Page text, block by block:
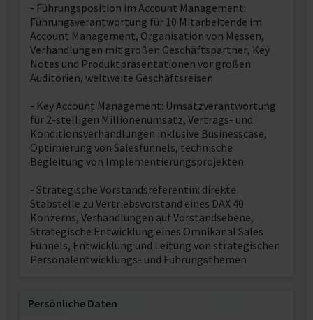
- Führungsposition im Account Management:
Führungsverantwortung für 10 Mitarbeitende im
Account Management, Organisation von Messen,
Verhandlungen mit großen Geschäftspartner, Key
Notes und Produktpräsentationen vor großen
Auditorien, weltweite Geschäftsreisen
- Key Account Management: Umsatzverantwortung
für 2-stelligen Millionenumsatz, Vertrags- und
Konditionsverhandlungen inklusive Businesscase,
Optimierung von Salesfunnels, technische
Begleitung von Implementierungsprojekten
- Strategische Vorstandsreferentin: direkte
Stabstelle zu Vertriebsvorstand eines DAX 40
Konzerns, Verhandlungen auf Vorstandsebene,
Strategische Entwicklung eines Omnikanal Sales
Funnels, Entwicklung und Leitung von strategischen
Personalentwicklungs- und Führungsthemen
Persönliche Daten